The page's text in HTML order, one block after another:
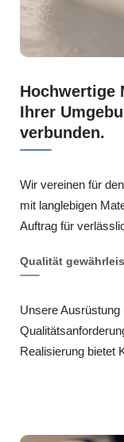
Hochwertige
Ihrer
verbunden.
Wir vereinen für
mit langlebigen
Auftrag für
Qualität
Unsere
Realisierung bietet